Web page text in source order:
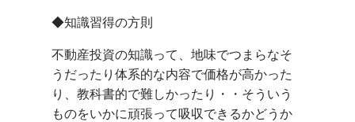
◆知識習得の方則
不動産投資の知識って、地味でつまらなそ
うだったり体系的な内容で価格が高かった
り、教科書的で難しかったり・・そういう
ものをいかに頑張って吸収できるかどうか